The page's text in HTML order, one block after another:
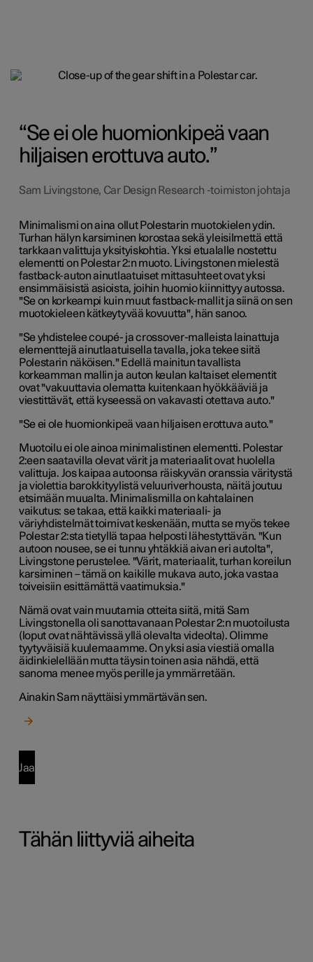
Se ei ole huomionkipeä vaan
hiljaisen erottuva auto.
Sam Livingstone, Car Design Research -toimiston johtaja
Minimalismi on aina ollut Polestarin muotokielen ydin.
Turhan hälyn karsiminen korostaa sekä yleisilmettä että
tarkkaan valittuja yksityiskohtia. Yksi etualalle nostettu
elementti on Polestar 2:n muoto. Livingstonen mielestä
fastback-auton ainutlaatuiset mittasuhteet ovat yksi
ensimmäisistä asioista, joihin huomio kiinnittyy autossa.
"Se on korkeampi kuin muut fastback-mallit ja siinä on sen
muotokieleen kätkeytyvää kovuutta", hän sanoo.
"Se yhdistelee coupé- ja crossover-malleista lainattuja
elementtejä ainutlaatuisella tavalla, joka tekee siitä
Polestarin näköisen." Edellä mainitun tavallista
korkeamman mallin ja auton keulan kaltaiset elementit
ovat "vakuuttavia olematta kuitenkaan hyökkääviä ja
viestittävät, että kyseessä on vakavasti otettava auto."
"Se ei ole huomionkipeä vaan hiljaisen erottuva auto."
Muotoilu ei ole ainoa minimalistinen elementti. Polestar
2:een saatavilla olevat värit ja materiaalit ovat huolella
valittuja. Jos kaipaa autoonsa räiskyvän oranssia väritystä
ja violettia barokkityylistä veluuriverhousta, näitä joutuu
etsimään muualta. Minimalismilla on kahtalainen
vaikutus: se takaa, että kaikki materiaali- ja
väriyhdistelmät toimivat keskenään, mutta se myös tekee
Polestar 2:sta tietyllä tapaa helposti lähestyttävän. "Kun
autoon nousee, se ei tunnu yhtäkkiä aivan eri autolta",
Livingstone perustelee. "Värit, materiaalit, turhan koreilun
karsiminen – tämä on kaikille mukava auto, joka vastaa
toiveisiin esittämättä vaatimuksia."
Nämä ovat vain muutamia otteita siitä, mitä Sam
Livingstonella oli sanottavanaan Polestar 2:n muotoilusta
(loput ovat nähtävissä yllä olevalta videolta). Olimme
tyytyväisiä kuulemaamme. On yksi asia viestiä omalla
äidinkielellään mutta täysin toinen asia nähdä, että
sanoma menee myös perille ja ymmärretään.
Ainakin Sam näyttäisi ymmärtävän sen.
Jaa
Tähän liittyviä aiheita